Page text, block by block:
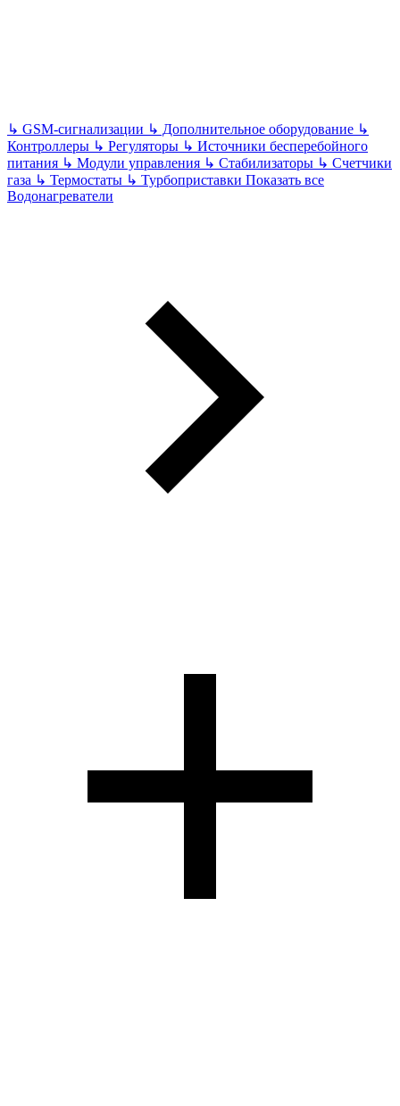
↳ GSM-сигнализации ↳ Дополнительное оборудование ↳
Контроллеры ↳ Регуляторы ↳ Источники бесперебойного
питания ↳ Модули управления ↳ Стабилизаторы ↳ Счетчики
газа ↳ Термостаты ↳ Турбоприставки Показать все
Водонагреватели